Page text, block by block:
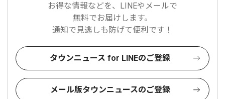
お得な情報などを、LINEやメールで
無料でお届けします。
通知で見逃しも防げて便利です！
タウンニュース for LINEのご登録
メール版タウンニュースのご登録